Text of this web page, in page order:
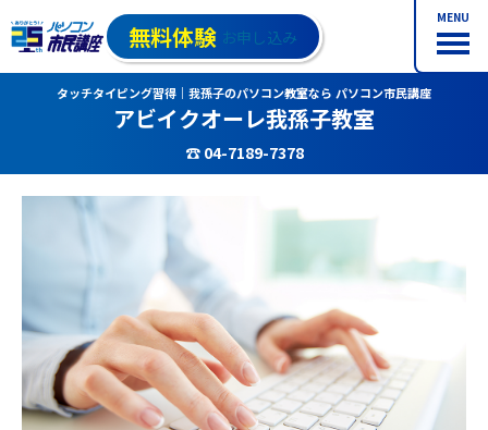
MENU
無料体験 お申し込み
タッチタイピング習得｜我孫子のパソコン教室なら パソコン市民講座
アビイクオーレ我孫子教室
☎ 04-7189-7378